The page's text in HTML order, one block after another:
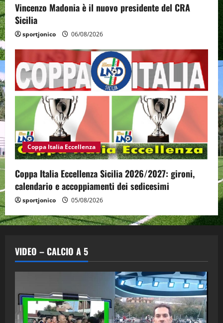
Vincenzo Madonia è il nuovo presidente del CRA
Sicilia
sportjonico 06/08/2026
Coppa Italia Eccellenza
Coppa Italia Eccellenza Sicilia 2026/2027: gironi,
calendario e accoppiamenti dei sedicesimi
sportjonico 05/08/2026
VIDEO – CALCIO A 5